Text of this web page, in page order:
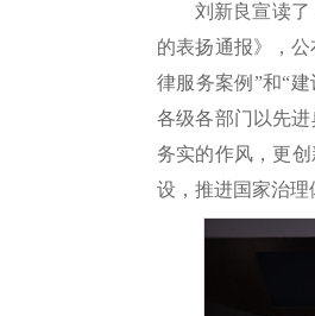
刘新良宣读了
的表扬通报》，
律服务案例”和“
各级各部门以先
务实的作风，更
设，推进国家治理